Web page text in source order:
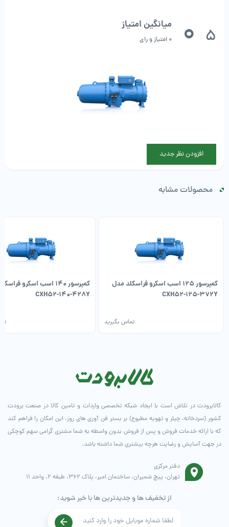
5
0 میانگین امتیاز
0 امتیاز و رای
افزودن نظر جدید
محصولات مشابه
کمپرسور 125 اسب اسکرو فراسکلد مدل
CXH52-125-372Y
تماس بگیرید
کمپرسور 140 اسب اسکرو
CXH52-140-428Y
کالابرودت در تلاش است با ایجاد شبکه تخصصی واردات و تامین کالا در صنعت برودت
کشور (سردخانه، چیلر و تهویه مطبوع) بر بستر فن آوری های روز، این امکان را فراهم کند
که با ارائه خدمات فروش و پس از فروش بدون واسطه به شما مشتری گرامی سهم کوچکی
در جهت آسایش و رضایت هرچه بیشتری شما داشته باشد.
دفتر مرکزی
تهران، پیچ شمیران، ساختمان امیر، پلاک 362، طبقه 2، واحد 11
از تخفیف ها و جدیدترین ها با خبر شوید: